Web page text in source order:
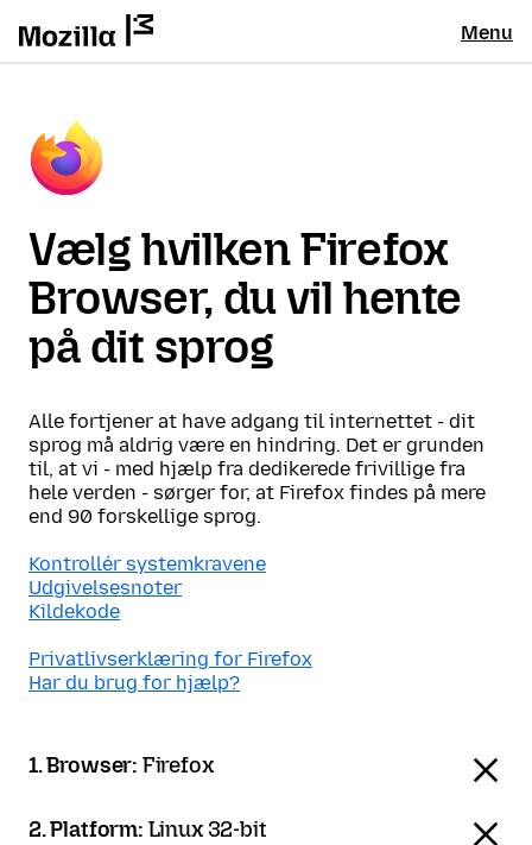
Menu
Vælg hvilken Firefox
Browser, du vil hente
på dit sprog
Alle fortjener at have adgang til internettet - dit
sprog må aldrig være en hindring. Det er grunden
til, at vi - med hjælp fra dedikerede frivillige fra
hele verden - sørger for, at Firefox findes på mere
end 90 forskellige sprog.
Kontrollér systemkravene
Udgivelsesnoter
Kildekode
Privatlivserklæring for Firefox
Har du brug for hjælp?
1. Browser: Firefox
2. Platform: Linux 32-bit